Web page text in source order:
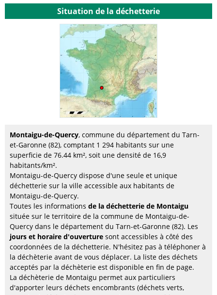
Situation de la déchetterie
Montaigu-de-Quercy, commune du département du Tarn-
et-Garonne (82), comptant 1 294 habitants sur une
superficie de 76.44 km², soit une densité de 16,9
habitants/km².
Montaigu-de-Quercy dispose d'une seule et unique
déchetterie sur la ville accessible aux habitants de
Montaigu-de-Quercy.
Toutes les informations de la déchetterie de Montaigu
située sur le territoire de la commune de Montaigu-de-
Quercy dans le département du Tarn-et-Garonne (82). Les
jours et horaire d'ouverture sont accessibles à côté des
coordonnées de la déchetterie. N'hésitez pas à téléphoner à
la déchèterie avant de vous déplacer. La liste des déchets
acceptés par la déchèterie est disponible en fin de page.
La déchèterie de Montaigu permet aux particuliers
d'apporter leurs déchets encombrants (déchets verts,